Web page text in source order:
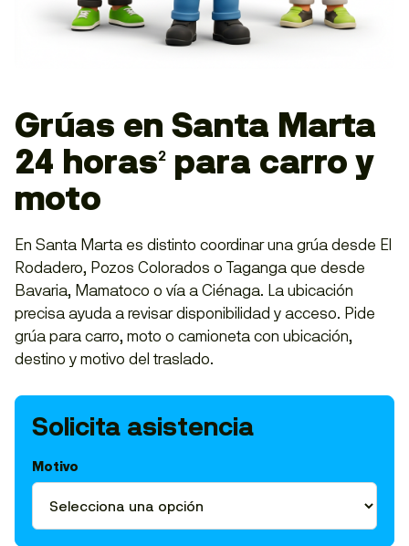
Grúas en Santa Marta
24 horas2 para carro y
moto
En Santa Marta es distinto coordinar una grúa desde El
Rodadero, Pozos Colorados o Taganga que desde
Bavaria, Mamatoco o vía a Ciénaga. La ubicación
precisa ayuda a revisar disponibilidad y acceso. Pide
grúa para carro, moto o camioneta con ubicación,
destino y motivo del traslado.
Solicita asistencia
Motivo